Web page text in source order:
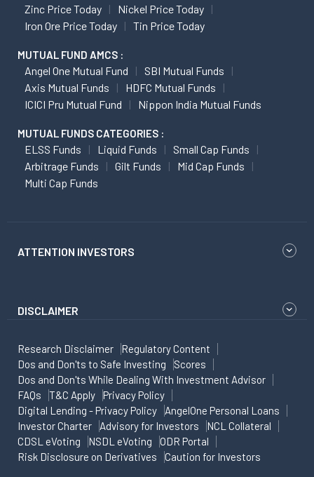
Zinc Price Today
Nickel Price Today
Iron Ore Price Today
Tin Price Today
MUTUAL FUND AMCS :
Angel One Mutual Fund
SBI Mutual Funds
Axis Mutual Funds
HDFC Mutual Funds
ICICI Pru Mutual Fund
Nippon India Mutual Funds
MUTUAL FUNDS CATEGORIES :
ELSS Funds Liquid Funds
Small Cap Funds
Arbitrage Funds
Gilt Funds
Mid Cap Funds
Multi Cap Funds
ATTENTION INVESTORS
DISCLAIMER
Research Disclaimer
Regulatory Content
Dos and Don'ts to Safe Investing
Scores
Dos and Don'ts While Dealing With Investment Advisor
FAQs
T&C Apply
Privacy Policy
Digital Lending - Privacy Policy
AngelOne Personal Loans
Investor Charter
Advisory for Investors
NCL Collateral
CDSL eVoting
NSDL eVoting
ODR Portal
Risk Disclosure on Derivatives
Caution for Investors